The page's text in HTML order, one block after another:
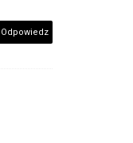
Odpowiedz